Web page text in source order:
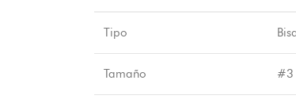
Tipo
Tamaño #3